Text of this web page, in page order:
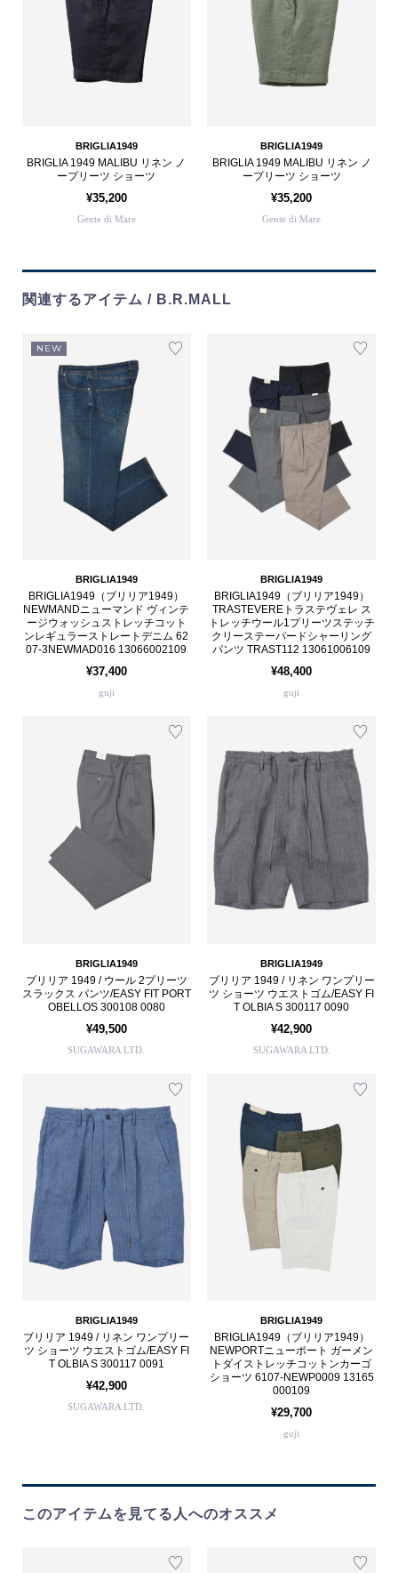
BRIGLIA1949
BRIGLIA 1949 MALIBU リネン ノ
ープリーツ ショーツ
¥35,200
Gente di Mare
BRIGLIA1949
BRIGLIA 1949 MALIBU リネン ノ
ープリーツ ショーツ
¥35,200
Gente di Mare
関連するアイテム / B.R.MALL
NEW
BRIGLIA1949
BRIGLIA1949（ブリリア1949）
NEWMANDニューマンド ヴィンテ
ージウォッシュストレッチコット
ンレギュラーストレートデニム 62
07-3NEWMAD016 13066002109
¥37,400
guji
BRIGLIA1949
BRIGLIA1949（ブリリア1949）
TRASTEVEREトラステヴェレ ス
トレッチウール1プリーツステッチ
クリーステーパードシャーリング
パンツ TRAST112 13061006109
¥48,400
guji
BRIGLIA1949
ブリリア 1949 / ウール 2プリーツ
スラックス パンツ/EASY FIT PORT
OBELLOS 300108 0080
¥49,500
SUGAWARA LTD.
BRIGLIA1949
ブリリア 1949 / リネン ワンプリー
ツ ショーツ ウエストゴム/EASY FI
T OLBIA S 300117 0090
¥42,900
SUGAWARA LTD.
BRIGLIA1949
ブリリア 1949 / リネン ワンプリー
ツ ショーツ ウエストゴム/EASY FI
T OLBIA S 300117 0091
¥42,900
SUGAWARA LTD.
BRIGLIA1949
BRIGLIA1949（ブリリア1949）
NEWPORTニューポート ガーメン
トダイストレッチコットンカーゴ
ショーツ 6107-NEWP0009 13165
000109
¥29,700
guji
このアイテムを見てる人へのオススメ